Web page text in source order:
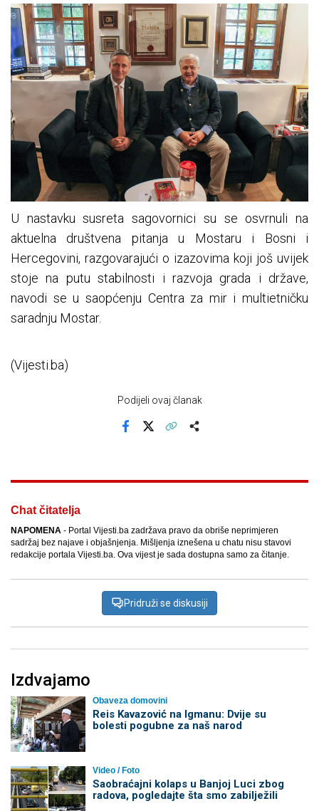
U nastavku susreta sagovornici su se osvrnuli na
aktuelna društvena pitanja u Mostaru i Bosni i
Hercegovini, razgovarajući o izazovima koji još uvijek
stoje na putu stabilnosti i razvoja grada i države,
navodi se u saopćenju Centra za mir i multietničku
saradnju Mostar.
(Vijesti.ba)
Podijeli ovaj članak
Chat čitatelja
NAPOMENA - Portal Vijesti.ba zadržava pravo da obriše neprimjeren
sadržaj bez najave i objašnjenja. Mišljenja iznešena u chatu nisu stavovi
redakcije portala Vijesti.ba. Ova vijest je sada dostupna samo za čitanje.
Pridruži se diskusiji
Izdvajamo
Obaveza domovini
Reis Kavazović na Igmanu: Dvije su
bolesti pogubne za naš narod
Video / Foto
Saobraćajni kolaps u Banjoj Luci zbog
radova, pogledajte šta smo zabilježili